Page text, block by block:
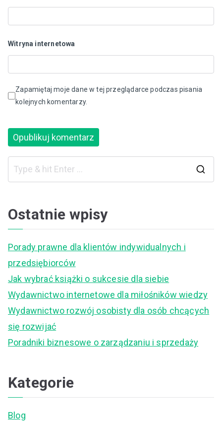
Witryna internetowa
Zapamiętaj moje dane w tej przeglądarce podczas pisania
kolejnych komentarzy.
Ostatnie wpisy
Porady prawne dla klientów indywidualnych i
przedsiębiorców
Jak wybrać książki o sukcesie dla siebie
Wydawnictwo internetowe dla miłośników wiedzy
Wydawnictwo rozwój osobisty dla osób chcących
się rozwijać
Poradniki biznesowe o zarządzaniu i sprzedaży
Kategorie
Blog